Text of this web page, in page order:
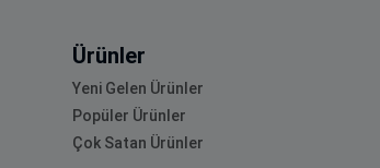
Ürünler
Yeni Gelen Ürünler
Popüler Ürünler
Çok Satan Ürünler